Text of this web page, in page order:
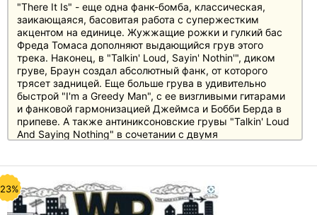
"There It Is" - еще одна фанк-бомба, классическая,
заикающаяся, басовитая работа с супержестким
акцентом на единице. Жужжащие рожки и гулкий бас
Фреда Томаса дополняют выдающийся грув этого
трека. Наконец, в "Talkin' Loud, Sayin' Nothin'", диком
груве, Браун создал абсолютный фанк, от которого
трясет задницей. Еще больше грува в удивительно
быстрой "I'm a Greedy Man", с ее визгливыми гитарами
и фанковой гармонизацией Джеймса и Бобби Берда в
припеве. А также антиниксоновские грувы "Talkin' Loud
And Saying Nothing" в сочетании с двумя
сюрпризы и звучит скорее классически, чем устарело.